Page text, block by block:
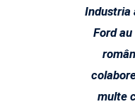
Industria
Ford
multe